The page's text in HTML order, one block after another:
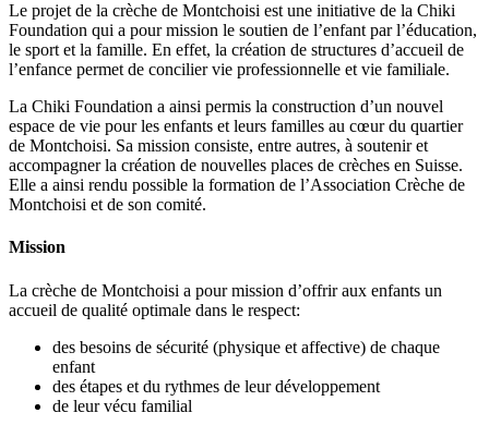
Le projet de la crèche de Montchoisi est une initiative de la Chiki
Foundation qui a pour mission le soutien de l’enfant par l’éducation,
le sport et la famille. En effet, la création de structures d’accueil de
l’enfance permet de concilier vie professionnelle et vie familiale.
La Chiki Foundation a ainsi permis la construction d’un nouvel
espace de vie pour les enfants et leurs familles au cœur du quartier
de Montchoisi. Sa mission consiste, entre autres, à soutenir et
accompagner la création de nouvelles places de crèches en Suisse.
Elle a ainsi rendu possible la formation de l’Association Crèche de
Montchoisi et de son comité.
Mission
La crèche de Montchoisi a pour mission d’offrir aux enfants un
accueil de qualité optimale dans le respect:
des besoins de sécurité (physique et affective) de chaque
enfant
des étapes et du rythmes de leur développement
de leur vécu familial